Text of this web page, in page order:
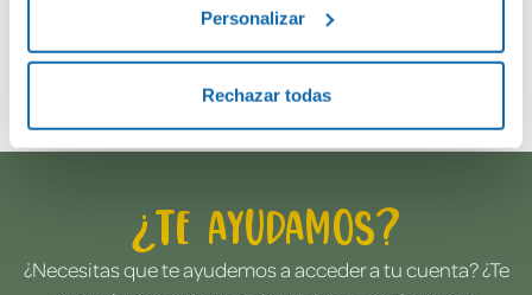
Personalizar
Rechazar todas
Envía tu opinión
¿Te ayudamos?
¿Necesitas que te ayudemos a acceder a tu cuenta? ¿Te